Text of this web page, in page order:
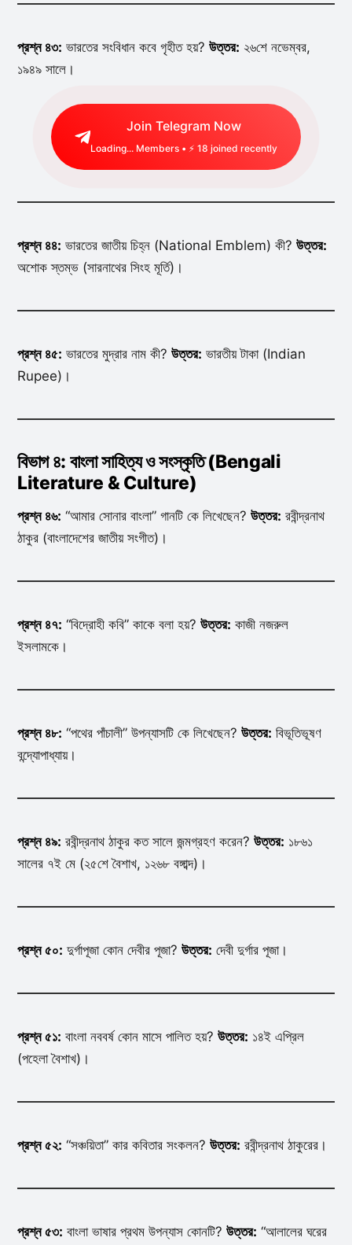
প্রশ্ন ৪৩: ভারতের সংবিধান কবে গৃহীত হয়? উত্তর: ২৬শে নভেম্বর,
১৯৪৯ সালে।
Join Telegram Now
Loading... Members • ⚡ 18 joined recently
প্রশ্ন ৪৪: ভারতের জাতীয় চিহ্ন (National Emblem) কী? উত্তর:
অশোক স্তম্ভ (সারনাথের সিংহ মূর্তি)।
প্রশ্ন ৪৫: ভারতের মুদ্রার নাম কী? উত্তর: ভারতীয় টাকা (Indian
Rupee)।
বিভাগ ৪: বাংলা সাহিত্য ও সংস্কৃতি (Bengali
Literature & Culture)
প্রশ্ন ৪৬: “আমার সোনার বাংলা” গানটি কে লিখেছেন? উত্তর: রবীন্দ্রনাথ
ঠাকুর (বাংলাদেশের জাতীয় সংগীত)।
প্রশ্ন ৪৭: “বিদ্রোহী কবি” কাকে বলা হয়? উত্তর: কাজী নজরুল
ইসলামকে।
প্রশ্ন ৪৮: “পথের পাঁচালী” উপন্যাসটি কে লিখেছেন? উত্তর: বিভূতিভূষণ
বন্দ্যোপাধ্যায়।
প্রশ্ন ৪৯: রবীন্দ্রনাথ ঠাকুর কত সালে জন্মগ্রহণ করেন? উত্তর: ১৮৬১
সালের ৭ই মে (২৫শে বৈশাখ, ১২৬৮ বঙ্গাব্দ)।
প্রশ্ন ৫০: দুর্গাপূজা কোন দেবীর পূজা? উত্তর: দেবী দুর্গার পূজা।
প্রশ্ন ৫১: বাংলা নববর্ষ কোন মাসে পালিত হয়? উত্তর: ১৪ই এপ্রিল
(পহেলা বৈশাখ)।
প্রশ্ন ৫২: “সঞ্চয়িতা” কার কবিতার সংকলন? উত্তর: রবীন্দ্রনাথ ঠাকুরের।
প্রশ্ন ৫৩: বাংলা ভাষার প্রথম উপন্যাস কোনটি? উত্তর: “আলালের ঘরের